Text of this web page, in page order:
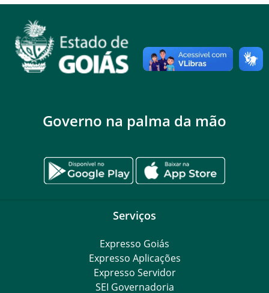
Governo na palma da mão
Serviços
Expresso Goiás
Expresso Aplicações
Expresso Servidor
SEI Governadoria